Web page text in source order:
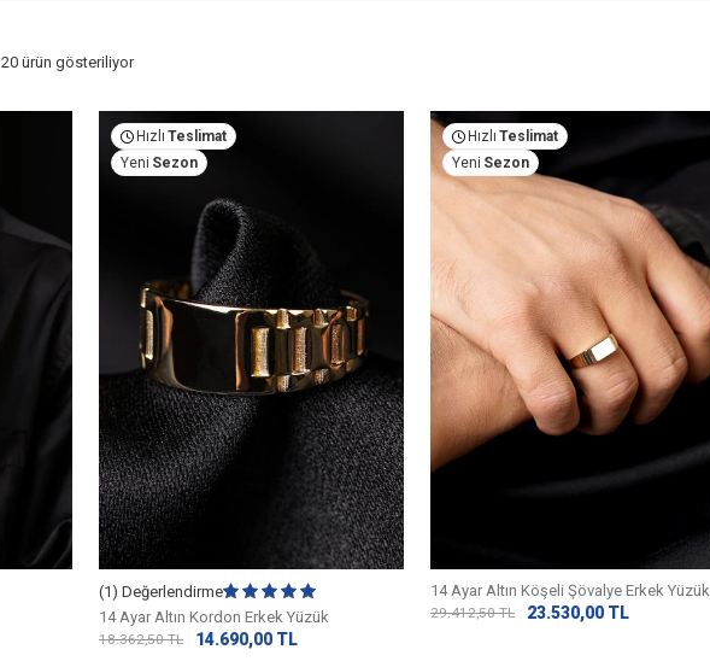
20 ürün gösteriliyor
Hızlı Teslimat
Yeni Sezon
(1) Değerlendirme
14 Ayar Altın Kordon Erkek Yüzük
18.362,50TL 14.690,00 TL
Hızlı Teslimat
Yeni Sezon
14 Ayar Altın Köşeli Şövalye Erkek Yüzük
29.412,50TL 23.530,00 TL